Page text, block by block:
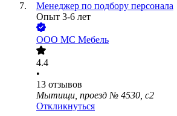
Менеджер по подбору персонала
Опыт 3-6 лет
ООО МС Мебель
4.4
•
13 отзывов
Мытищи, проезд № 4530, с2
Откликнуться